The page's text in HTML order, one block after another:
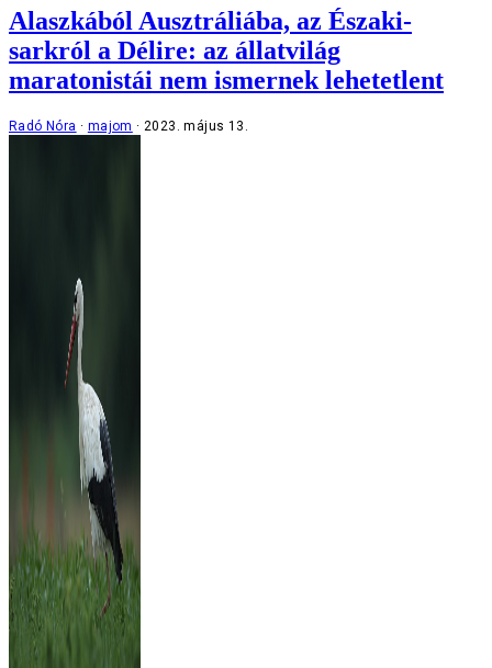
Alaszkából Ausztráliába, az Északi-
sarkról a Délire: az állatvilág
maratonistái nem ismernek lehetetlent
Radó Nóra majom 2023. május 13.